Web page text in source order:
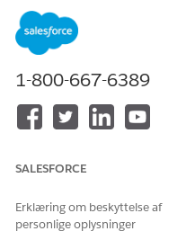
Mobile-appen
skrivebordet viser
kontonavn.
LØSTE DENNE
1-800-667-6389
SALESFORCE
Erklæring om beskyttelse af
personlige oplysninger